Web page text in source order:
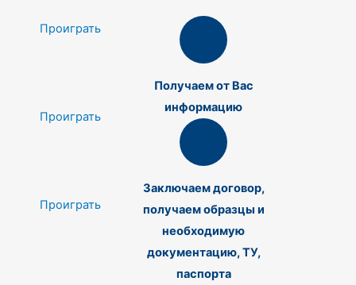
Проиграть
Проиграть
Проиграть
Получаем от Вас
информацию
Заключаем договор,
получаем образцы и
необходимую
документацию, ТУ,
паспорта